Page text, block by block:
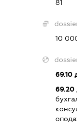
81
10
69.10
69.20